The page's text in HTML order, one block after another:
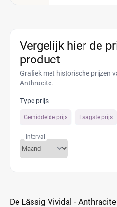
Vergelijk hier de
product
Grafiek met historische prijzen
Anthracite.
Type prijs
Gemiddelde prijs Laagste prijs
Interval
De Lässig Vividal -